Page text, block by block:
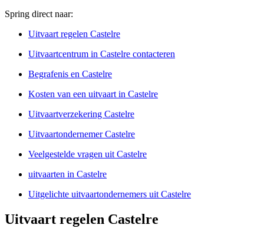
Spring direct naar:
Uitvaart regelen Castelre
Uitvaartcentrum in Castelre contacteren
Begrafenis en Castelre
Kosten van een uitvaart in Castelre
Uitvaartverzekering Castelre
Uitvaartondernemer Castelre
Veelgestelde vragen uit Castelre
uitvaarten in Castelre
Uitgelichte uitvaartondernemers uit Castelre
Uitvaart regelen Castelre